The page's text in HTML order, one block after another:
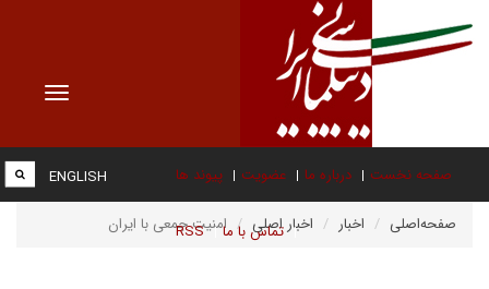
Toggle
صفحه نخست درباره ما عضویت پیوند ها
تماس با ما RSS
ENGLISH
صفحه‌اصلی اخبار اخبار اصلی امنیت جمعی با ایران